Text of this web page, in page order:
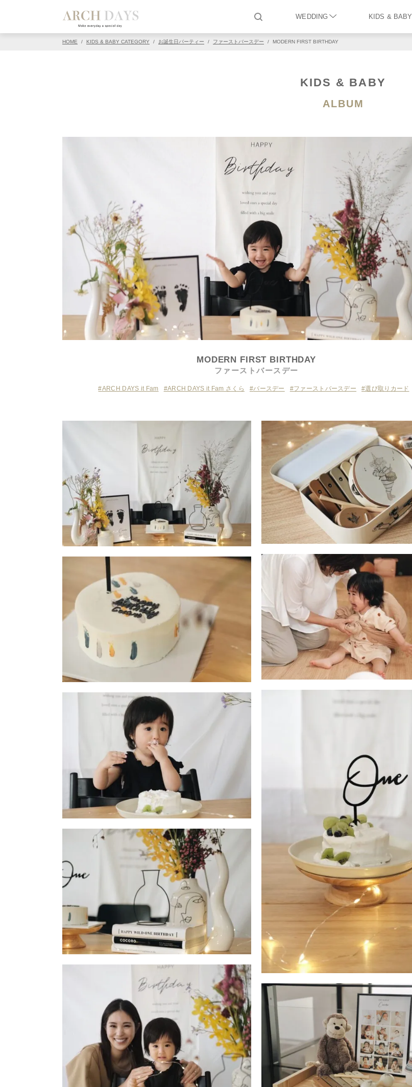
WEDDING KIDS & BABY
HOME / KIDS & BABY CATEGORY / お誕生日パーティー / ファーストバースデー / MODERN FIRST BIRTHDAY
KIDS & BABY
ALBUM
MODERN FIRST BIRTHDAY
ファーストバースデー
ARCH DAYS it Fam ARCH DAYS it Fam さくら バースデー ファーストバースデー 選び取りカード